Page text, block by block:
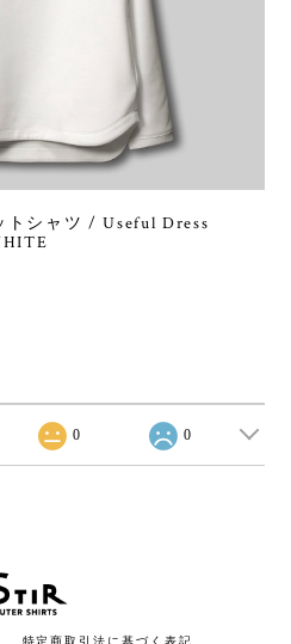
トシャツ / Useful Dress
0 0
特定商取引法に基づく表記